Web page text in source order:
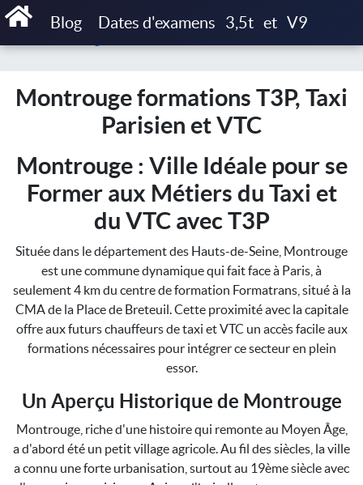
Blog Dates d'examens 3,5t et V9
Accueil
Montrouge formations T3P, Taxi
Parisien et VTC
Montrouge : Ville Idéale pour se
Former aux Métiers du Taxi et
du VTC avec T3P
Située dans le département des Hauts-de-Seine, Montrouge
est une commune dynamique qui fait face à Paris, à
seulement 4 km du centre de formation Formatrans, situé à la
CMA de la Place de Breteuil. Cette proximité avec la capitale
offre aux futurs chauffeurs de taxi et VTC un accès facile aux
formations nécessaires pour intégrer ce secteur en plein
essor.
Un Aperçu Historique de Montrouge
Montrouge, riche d'une histoire qui remonte au Moyen Âge,
a d'abord été un petit village agricole. Au fil des siècles, la ville
a connu une forte urbanisation, surtout au 19ème siècle avec